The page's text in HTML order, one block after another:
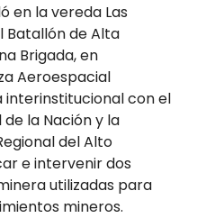
en la vereda Las
Batallón de Alta
Brigada, en
Aeroespacial
interinstitucional con el
la Nación y la
del Alto
e intervenir dos
utilizadas para
mineros.